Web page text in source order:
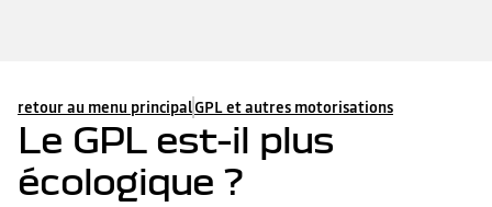
retour au menu principalGPL et autres motorisations
Le GPL est-il plus
écologique ?